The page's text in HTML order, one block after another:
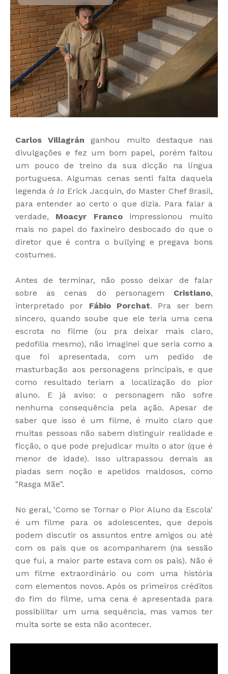
Carlos Villagrán ganhou muito destaque nas
divulgações e fez um bom papel, porém faltou
um pouco de treino da sua dicção na língua
portuguesa. Algumas cenas senti falta daquela
legenda à la Erick Jacquin, do Master Chef Brasil,
para entender ao certo o que dizia. Para falar a
verdade, Moacyr Francoimpressionou muito
mais no papel do faxineiro desbocado do que o
diretor que é contra o bullying e pregava bons
costumes.
Antes de terminar, não posso deixar de falar
sobre as cenas do personagem Cristiano,
interpretado por Fábio Porchat. Pra ser bem
sincero, quando soube que ele teria uma cena
escrota no filme (ou pra deixar mais claro,
pedofilia mesmo), não imaginei que seria como a
que foi apresentada, com um pedido de
masturbação aos personagens principais, e que
como resultado teriam a localização do pior
aluno. E já aviso: o personagem não sofre
nenhuma consequência pela ação. Apesar de
saber que isso é um filme, é muito claro que
muitas pessoas não sabem distinguir realidade e
ficção, o que pode prejudicar muito o ator (que é
menor de idade). Isso ultrapassou demais as
piadas sem noção e apelidos maldosos, como
"Rasga Mãe".
No geral, 'Como se Tornar o Pior Aluno da Escola'
é um filme para os adolescentes, que depois
podem discutir os assuntos entre amigos ou até
com os pais que os acompanharem (na sessão
que fui, a maior parte estava com os pais). Não é
um filme extraordinário ou com uma história
com elementos novos. Após os primeiros créditos
do fim do filme, uma cena é apresentada para
possibilitar um uma sequência, mas vamos ter
muita sorte se esta não acontecer.